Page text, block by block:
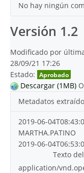
No hay ningún
Versión 1.2
Modificado por
28/09/21 17:26
Estado: Aprobado
Descargar (1MB)
Metadatos
2019-06-
MARTHA.PATINO
2019-06-
Texto
application/